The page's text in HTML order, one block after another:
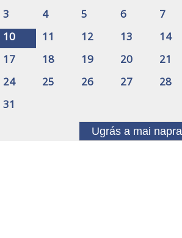
3
4 5 6 7
10
11 12 13 14
17
18 19 20 21
24
25 26 27 28
31
Ugrás a mai napra